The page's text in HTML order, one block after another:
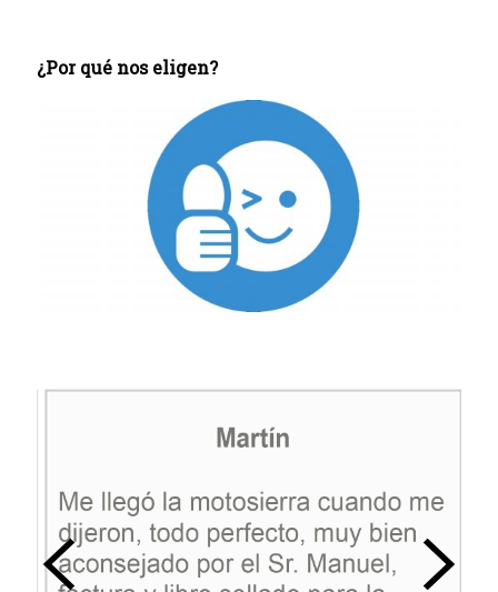
¿Por qué nos eligen?